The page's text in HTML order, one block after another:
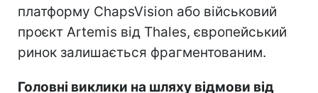
платформу ChapsVision або військовий
проєкт Artemis від Thales, європейський
ринок залишається фрагментованим.
Головні виклики на шляху відмови від